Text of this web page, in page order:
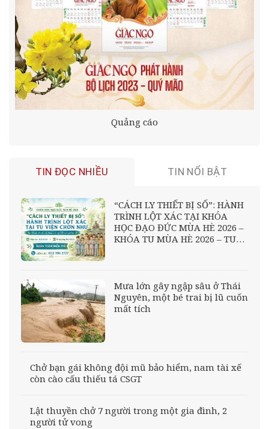
Quảng cáo
TIN ĐỌC NHIỀU TIN NỔI BẬT
“CÁCH LY THIẾT BỊ SỐ”: HÀNH
TRÌNH LỘT XÁC TẠI KHÓA
HỌC ĐẠO ĐỨC MÙA HÈ 2026 –
KHÓA TU MÙA HÈ 2026 – TU
Mưa lớn gây ngập sâu ở Thái
Nguyên, một bé trai bị lũ cuốn
mất tích
Chở bạn gái không đội mũ bảo hiểm, nam tài xế
còn cào cấu thiếu tá CSGT
Lật thuyền chở 7 người trong một gia đình, 2
người tử vong